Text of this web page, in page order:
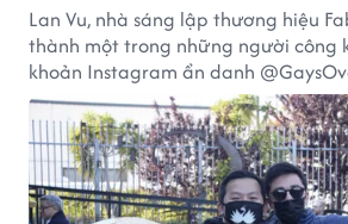
Lan Vu, nhà sáng lập thương hiệu
thành một trong những người công
khoản Instagram ẩn danh
năm 2021, trong bối cảnh đại dịch
biến nghiêm trọng.